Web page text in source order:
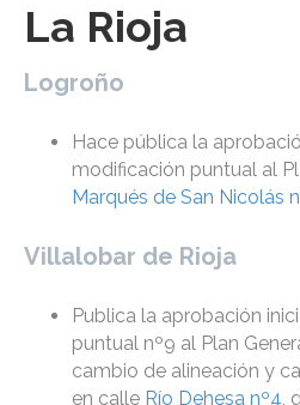
La Rioja
Logroño
Hace pública la
modificación puntual al
Marqués de San Nicolás
Villalobar de Rioja
Publica la aprobación
puntual nº9 al Plan
cambio de alineación y
en calle Río Dehesa nº4,